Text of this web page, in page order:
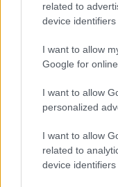
related to
device identifiers
I want to allow
Google for
I want to allow
personalized
I want to allow
related to
device identifiers